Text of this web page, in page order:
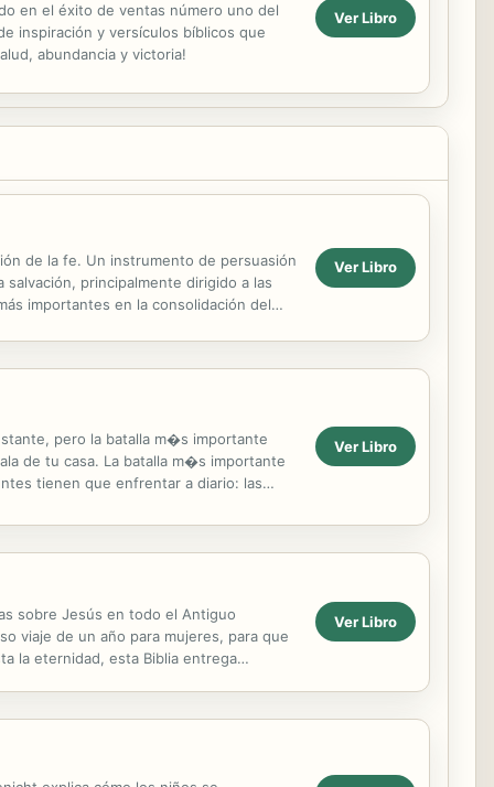
en el éxito de ventas número uno del
inspiración y versículos bíblicos que
abundancia y victoria!
Ver Libro
de la fe. Un instrumento de persuasión
principalmente dirigido a las
importantes en la consolidación del
Ver Libro
pero la batalla m�s importante
de tu casa. La batalla m�s importante
tienen que enfrentar a diario: las
Ver Libro
sobre Jesús en todo el Antiguo
viaje de un año para mujeres, para que
la eternidad, esta Biblia entrega
Ver Libro